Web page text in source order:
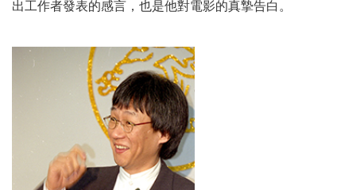
出工作者發表的感言，也是他對電影的真摯告白。